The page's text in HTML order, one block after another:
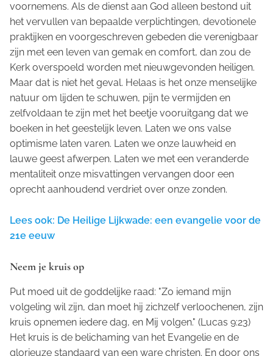
voornemens. Als de dienst aan God alleen bestond uit
het vervullen van bepaalde verplichtingen, devotionele
praktijken en voorgeschreven gebeden die verenigbaar
zijn met een leven van gemak en comfort, dan zou de
Kerk overspoeld worden met nieuwgevonden heiligen.
Maar dat is niet het geval. Helaas is het onze menselijke
natuur om lijden te schuwen, pijn te vermijden en
zelfvoldaan te zijn met het beetje vooruitgang dat we
boeken in het geestelijk leven. Laten we ons valse
optimisme laten varen. Laten we onze lauwheid en
lauwe geest afwerpen. Laten we met een veranderde
mentaliteit onze misvattingen vervangen door een
oprecht aanhoudend verdriet over onze zonden.
Lees ook: De Heilige Lijkwade: een evangelie voor de
21e eeuw
Neem je kruis op
Put moed uit de goddelijke raad: "Zo iemand mijn
volgeling wil zijn, dan moet hij zichzelf verloochenen, zijn
kruis opnemen iedere dag, en Mij volgen." (Lucas 9:23)
Het kruis is de belichaming van het Evangelie en de
glorieuze standaard van een ware christen. En door ons